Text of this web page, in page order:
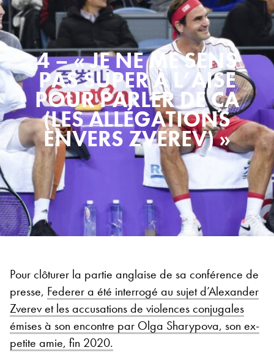
4 – « JE NE ME SENS
PAS SUPER À L’AISE
POUR PARLER DE ÇA
(LES ALLÉGATIONS
ENVERS ZVEREV) »
Pour clôturer la partie anglaise de sa conférence de
presse, Federer a été interrogé au sujet d’Alexander
Zverev et les accusations de violences conjugales
émises à son encontre par Olga Sharypova, son ex-
petite amie, fin 2020.